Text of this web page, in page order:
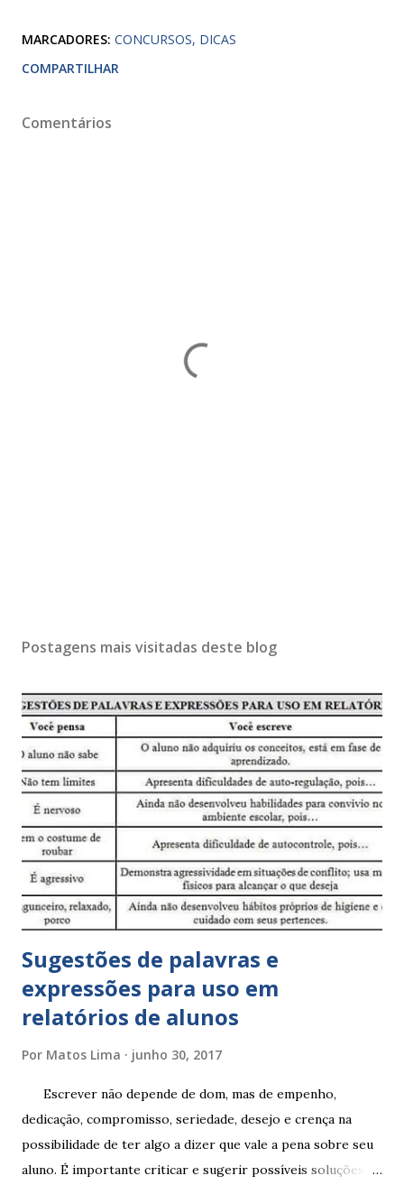
MARCADORES: CONCURSOS DICAS
COMPARTILHAR
Comentários
Postagens mais visitadas deste blog
Sugestões de palavras e
expressões para uso em
relatórios de alunos
Por Matos Lima junho 30, 2017
Escrever não depende de dom, mas de empenho,
dedicação, compromisso, seriedade, desejo e crença na
possibilidade de ter algo a dizer que vale a pena sobre seu
aluno. É importante criticar e sugerir possíveis soluções.